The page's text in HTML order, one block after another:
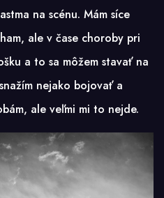
na scénu. Mám síce
ale v čase choroby pri
a to sa môžem stavať na
nejako bojovať a
ale veľmi mi to nejde.